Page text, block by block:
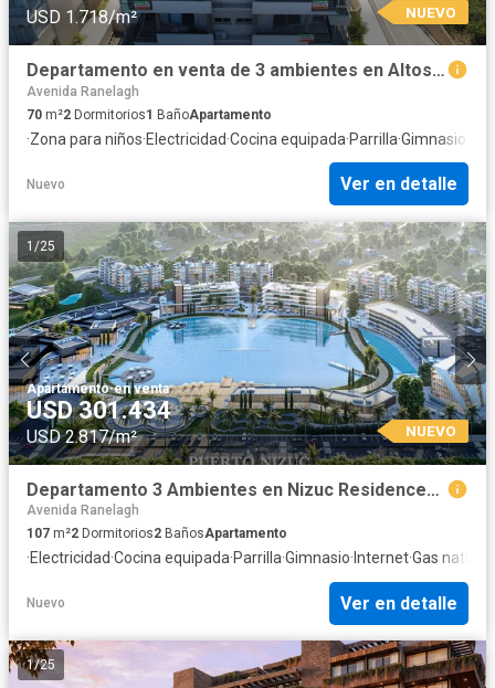
USD 1.718/m² NUEVO
Departamento en venta de 3 ambientes en Altos de Sol, Berazategui
Avenida Ranelagh
70 m²2 Dormitorios1 BañoApartamento
·Zona para niños·Electricidad·Cocina equipada·Parrilla·Gimnasio
Nuevo Ver en detalle
1 /25
Apartamento·en venta
USD 301.434
USD 2.817/m² NUEVO
Departamento 3 Ambientes en Nizuc Residences, Puerto Nizuc, Guillermo E. Hudson
Avenida Ranelagh
107 m²2 Dormitorios2 BañosApartamento
·Electricidad·Cocina equipada·Parrilla·Gimnasio· Internet·Gas natural
Nuevo Ver en detalle
1/25